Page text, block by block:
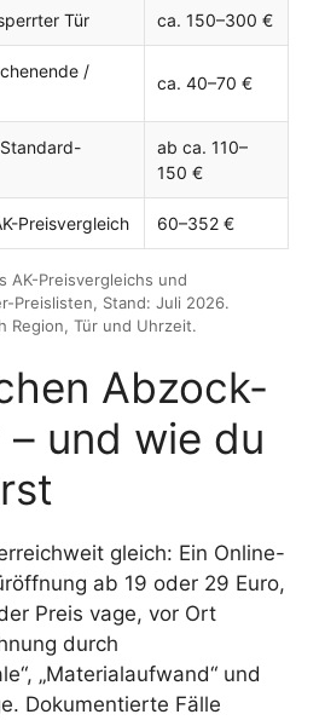
Tür ca. 150–300 €
/
ca. 40–70 €
ab ca. 110–
150 €
Preisvergleich 60–352 €
AK-Preisvergleichs und
Preislisten, Stand: Juli 2026.
Region, Tür und Uhrzeit.
Abzock-
und wie du
gleich: Ein Online-
ab 19 oder 29 Euro,
Preis vage, vor Ort
durch
„Materialaufwand“ und
Dokumentierte Fälle